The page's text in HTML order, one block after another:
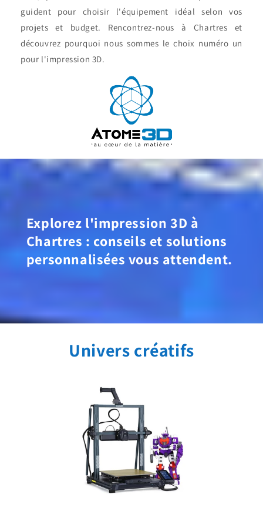
guident pour choisir l'équipement idéal selon vos
projets et budget. Rencontrez-nous à Chartres et
découvrez pourquoi nous sommes le choix numéro un
pour l'impression 3D.
Explorez l'impression 3D à
Chartres : conseils et solutions
personnalisées vous attendent.
Univers créatifs